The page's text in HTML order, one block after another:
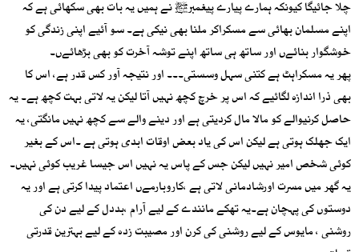
چلا جائیگا کیونکہ ہمارے پیارے پیغمبرﷺ نے ہمیں یہ بات بھی سکھائی ہے کہ
اپنے مسلمان بھائی سے مسکراکر ملنا بھی نیکی ہے۔ سو آئیے اپنی زندگی کو
خوشگوار بنائےں اور ساتھ ہی ساتھ اپنے توشہ آخرت کو بھی بڑھائےں۔
پھر یہ مسکراہٹ ہے کتنی سہل وسستی۔۔۔ اور نتیجہ آور کس قدر ہے، اس کا
بھی ذرا اندازہ لگائیے کہ اس پر خرچ کچھ نہیں آتا لیکن یہ لاتی بہت کچھ ہے۔ یہ
حاصل کرنیوالے کو مالا مال کردیتی ہے اور دینے والے سے کچھ نہیں مانگتی، یہ
ایک جھلک ہوتی ہے لیکن اس کی یاد بعض اوقات ابدی ہوتی ہے ۔اس کے بغیر
کوئی شخص امیر نہیں لیکن جس کے پاس یہ نہیں اس جیسا غریب کوئی نہیں۔
یہ گھر میں مسرت اورشادمانی لاتی ہے ،کاروبارمےں اعتماد پیدا کرتی ہے اور یہ
دوستوں کی پہچان ہے۔یہ تھکے مانندے کے لیے آرام ،بددل کے لیے دن کی
روشنی ، مایوس کے لیے روشنی کی کرن اور مصیبت زدہ کے لیے بہترین قدرتی